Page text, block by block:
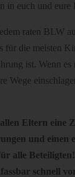
in euch und eure
raten BLW
für die meisten
ist. Wenn es
Wege
Eltern eine
und einen
alle
schnell